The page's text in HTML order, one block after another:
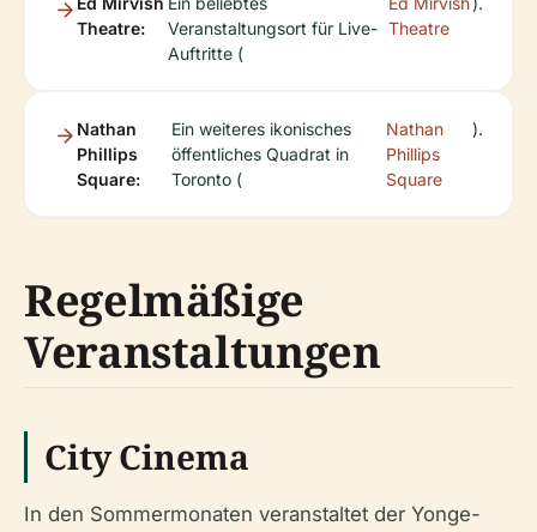
Theatre:
Veranstaltungsort für Live-
Auftritte (
Theatre
Nathan
Phillips
Square:
Ein weiteres ikonisches
öffentliches Quadrat in
Toronto (
Nathan
Phillips
Square
).
Regelmäßige
Veranstaltungen
City Cinema
In den Sommermonaten veranstaltet der Yonge-